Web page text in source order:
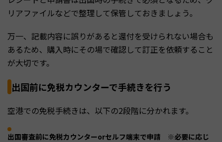
リアファイルなどで整理して保管しておきましょう。
万一、記載内容に誤りがあると還付を受けられない場合も
あるため、購入時にその場で確認して訂正を依頼すること
が大切です。
出国前に免税カウンターで手続きを行う
空港での免税手続きは、以下の2段階に分かれます。
出国審査前に免税カウンターorセルフ端末で申請 ※必要に応じ